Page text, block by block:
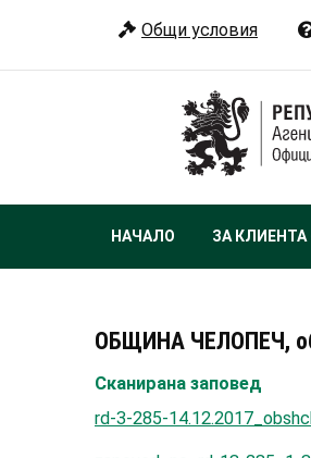
основното
Общи условия
Main
НАЧАЛО ЗА КЛИЕНТА
ОБЩИНА ЧЕЛОПЕЧ,
Сканирана заповед
rd-3-285-